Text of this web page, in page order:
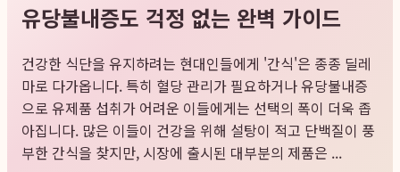
유당불내증도 걱정 없는 완벽 가이드
건강한 식단을 유지하려는 현대인들에게 '간식'은 종종 딜레
마로 다가옵니다. 특히 혈당 관리가 필요하거나 유당불내증
으로 유제품 섭취가 어려운 이들에게는 선택의 폭이 더욱 좁
아집니다. 많은 이들이 건강을 위해 설탕이 적고 단백질이 풍
부한 간식을 찾지만, 시장에 출시된 대부분의 제품은 ...